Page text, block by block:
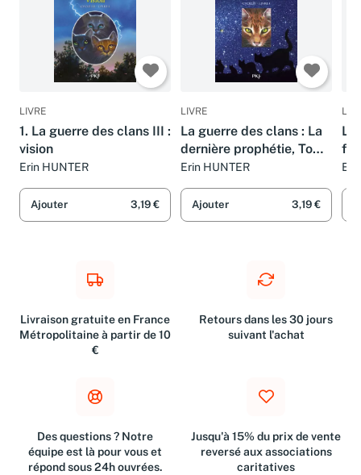
LIVRE
1. La guerre des clans III :
vision
Erin HUNTER
Ajouter 3,19 €
LIVRE
La guerre des clans : La
dernière prophétie, Tome
1 : Minuit
Erin HUNTER
Ajouter 3,19 €
La
Livraison gratuite en France
Métropolitaine à partir de 10
€
Retours dans les 30 jours
suivant l'achat
Des questions ? Notre
équipe est là pour vous et
répond sous 24h ouvrées.
Jusqu'à 15% du prix de vente
reversé aux associations
caritatives